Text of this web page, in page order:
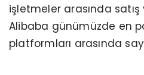
işletmeler arasında
Alibaba günümüzde en
platformları arasında